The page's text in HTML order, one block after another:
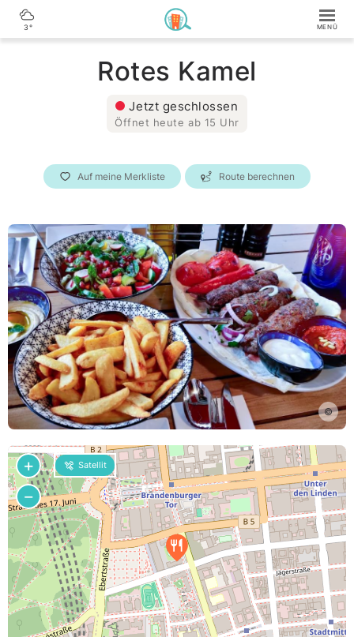
3°
Rotes Kamel
Jetzt geschlossen
Öffnet heute ab 15 Uhr
Auf meine Merkliste Route berechnen
©
Satellit
+
−